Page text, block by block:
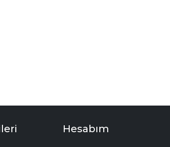
Hesabım